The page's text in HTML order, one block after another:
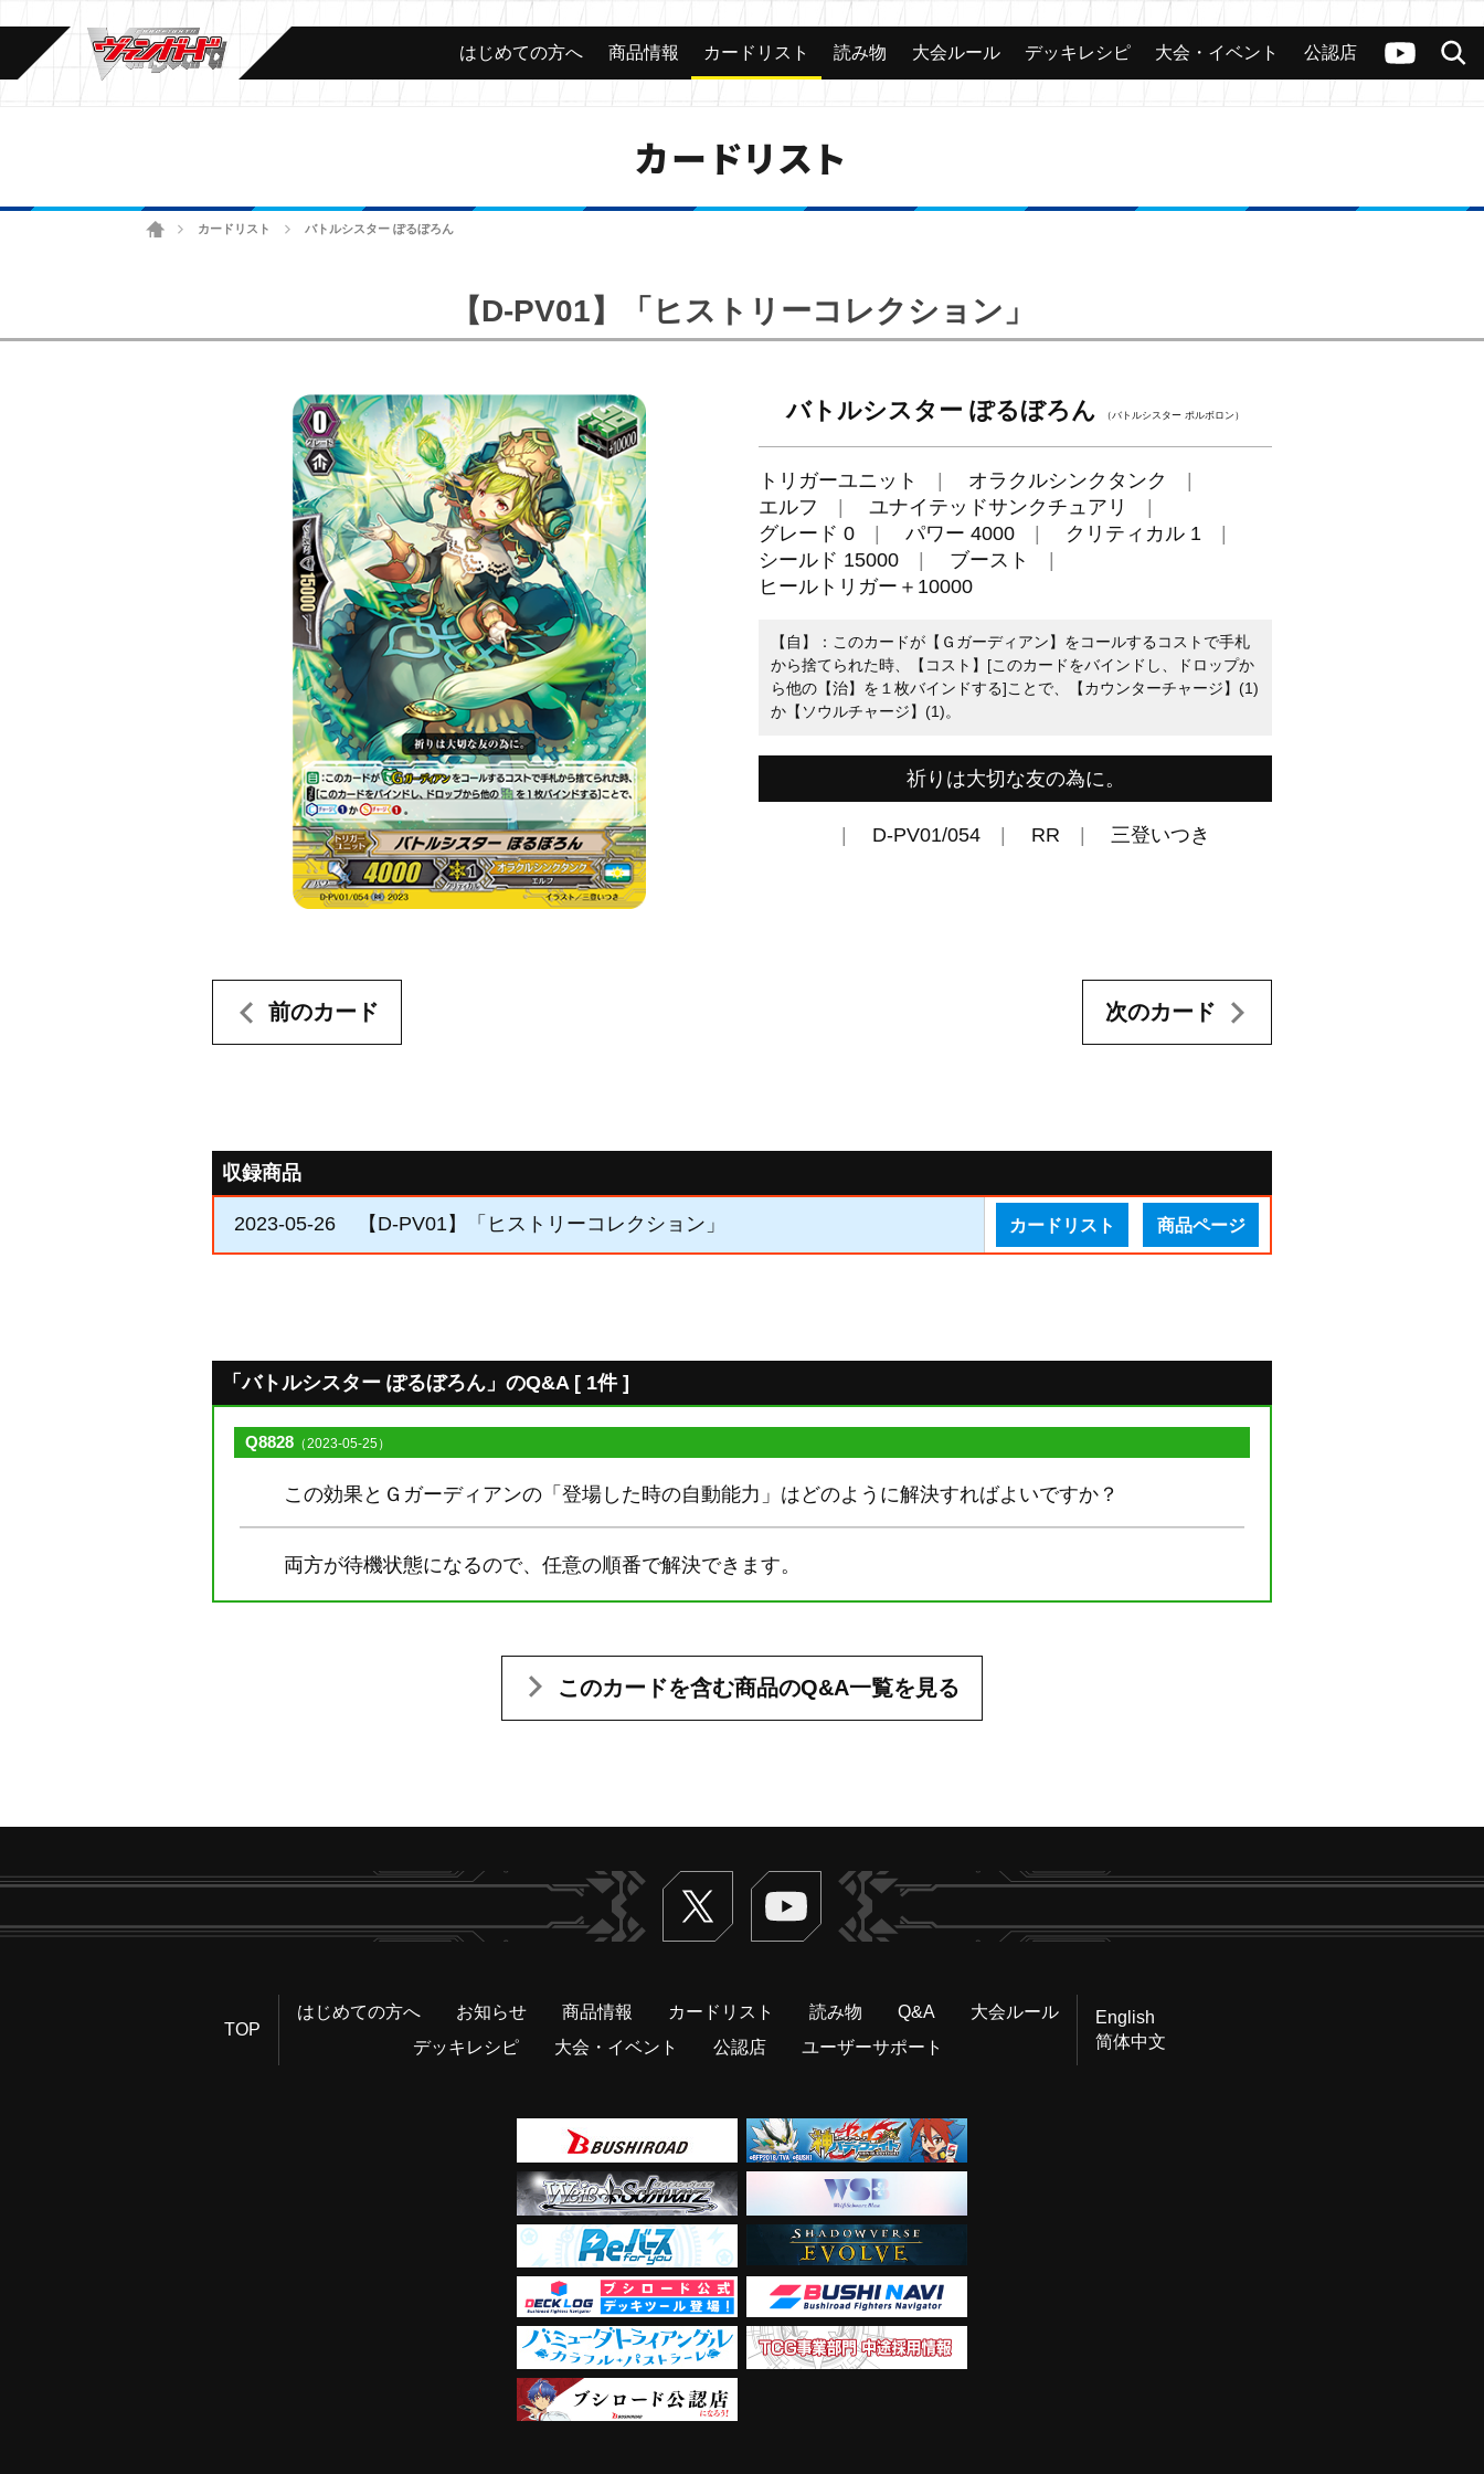
ヴァンガードch
検索
カード 大会 公認店舗 その他
はじめての方へ 商品情報 カードリスト 読み物 大会ルール デッキレシピ 大会・イベント 公認店
カードリスト
ホームカードリスト バトルシスター ぽるぼろん
【D-PV01】「ヒストリーコレクション」
バトルシスター ぽるぼろん （バトルシスター ポルボロン）
トリガーユニット
オラクルシンクタンク
エルフ
ユナイテッドサンクチュアリ
グレード 0
パワー 4000
クリティカル 1
シールド 15000
ブースト
ヒールトリガー＋10000
【自】：このカードが【Ｇガーディアン】をコールするコストで手札
から捨てられた時、【コスト】[このカードをバインドし、ドロップか
ら他の【治】を１枚バインドする]ことで、【カウンターチャージ】(1)
か【ソウルチャージ】(1)。
祈りは大切な友の為に。
D-PV01/054 RR 三登いつき
前のカード 次のカード
収録商品
2023-05-26 【D-PV01】「ヒストリーコレクション」 カードリスト 商品ページ
「バトルシスター ぽるぼろん」のQ&A [ 1件 ]
Q8828 （2023-05-25）
この効果とＧガーディアンの「登場した時の自動能力」はどのように解決すればよいですか？
両方が待機状態になるので、任意の順番で解決できます。
このカードを含む商品のQ&A一覧を見る
Twitter ヴァンガードch
TOP
はじめての方へ お知らせ 商品情報 カードリスト 読み物 Q&A
大会ルール
デッキレシピ
大会・イベント 公認店 ユーザーサポート
English
简体中文